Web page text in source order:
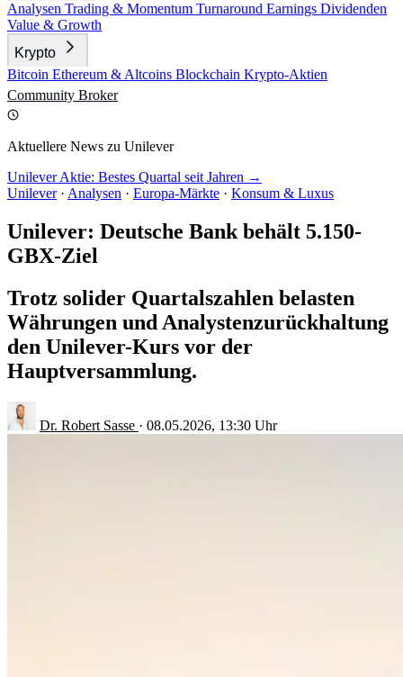
Analysen Trading & Momentum Turnaround Earnings Dividenden
Value & Growth
Krypto
Bitcoin Ethereum & Altcoins Blockchain Krypto-Aktien
Community Broker
Aktuellere News zu Unilever
Unilever Aktie: Bestes Quartal seit Jahren →
Unilever · Analysen · Europa-Märkte · Konsum & Luxus
Unilever: Deutsche Bank behält 5.150-
GBX-Ziel
Trotz solider Quartalszahlen belasten
Währungen und Analystenzurückhaltung
den Unilever-Kurs vor der
Hauptversammlung.
Dr. Robert Sasse · 08.05.2026, 13:30 Uhr